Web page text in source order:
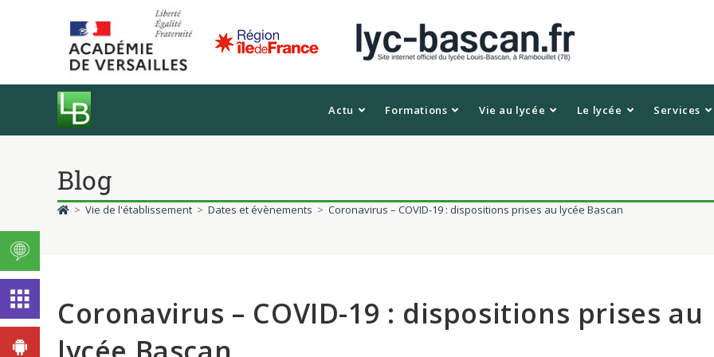
Actu Formations Vie au lycée Le lycée Services
Blog
> Vie de l'établissement > Dates et évènements > Coronavirus – COVID-19 : dispositions prises au lycée Bascan
Coronavirus – COVID-19 : dispositions prises au